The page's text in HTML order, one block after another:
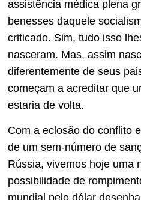
assistência médica plena
benesses daquele
criticado. Sim, tudo isso
nasceram. Mas, assim
diferentemente de seus
começam a acreditar que
estaria de volta.
Com a eclosão do conflito
de um sem-número de
Rússia, vivemos hoje uma
possibilidade de